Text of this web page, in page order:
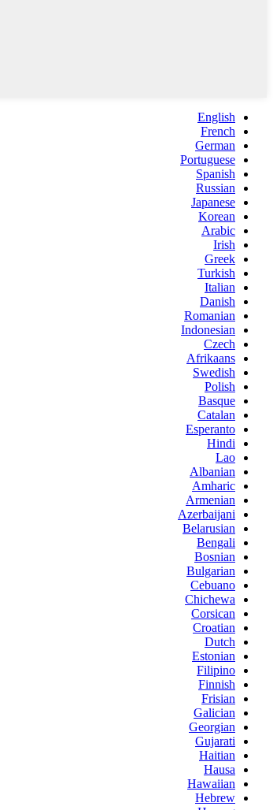
English
French
German
Portuguese
Spanish
Russian
Japanese
Korean
Arabic
Irish
Greek
Turkish
Italian
Danish
Romanian
Indonesian
Czech
Afrikaans
Swedish
Polish
Basque
Catalan
Esperanto
Hindi
Lao
Albanian
Amharic
Armenian
Azerbaijani
Belarusian
Bengali
Bosnian
Bulgarian
Cebuano
Chichewa
Corsican
Croatian
Dutch
Estonian
Filipino
Finnish
Frisian
Galician
Georgian
Gujarati
Haitian
Hausa
Hawaiian
Hebrew